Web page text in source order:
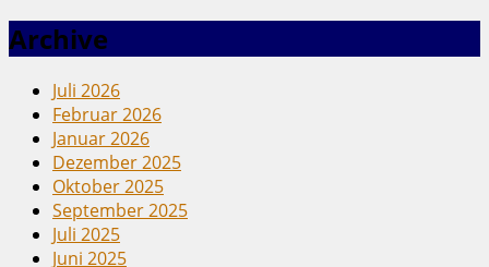
Archive
Juli 2026
Februar 2026
Januar 2026
Dezember 2025
Oktober 2025
September 2025
Juli 2025
Juni 2025